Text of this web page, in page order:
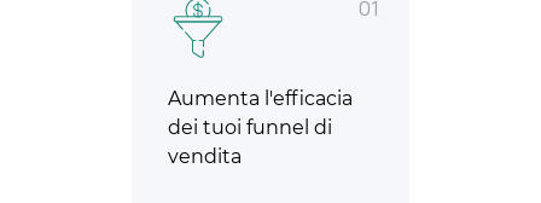
01
Aumenta l'efficacia
dei tuoi funnel di
vendita